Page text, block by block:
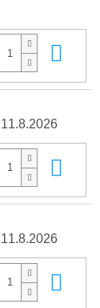
11.8.2026
11.8.2026